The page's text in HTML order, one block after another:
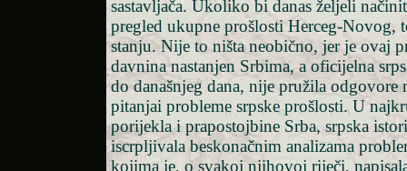
sastavljača. Ukoliko bi danas željeli
pregled ukupne prošlosti Herceg-Novog,
stanju. Nije to ništa neobično, jer je ovaj
davnina nastanjen Srbima, a oficijelna
do današnjeg dana, nije pružila odgovore
pitanjai probleme srpske prošlosti. U
porijekla i prapostojbine Srba, srpska
iscrpljivala beskonačnim analizama
kojima je, o svakoj njihovoj riječi,